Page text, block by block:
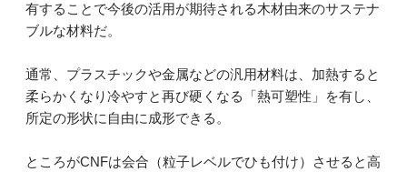
有することで今後の活用が期待される木材由来のサステナ
ブルな材料だ。
通常、プラスチックや金属などの汎用材料は、加熱すると
柔らかくなり冷やすと再び硬くなる「熱可塑性」を有し、
所定の形状に自由に成形できる。
ところがCNFは会合（粒子レベルでひも付け）させると高